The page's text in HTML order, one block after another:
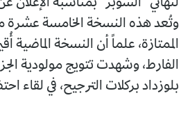
لنهائي "السوبر" بمناسبة الإعلان عن
وتُعد هذه النسخة الخامسة
الفارط، وشهدت تتويج مولودية
بلوزداد بركلات الترجيح، في لقاء احتضنه